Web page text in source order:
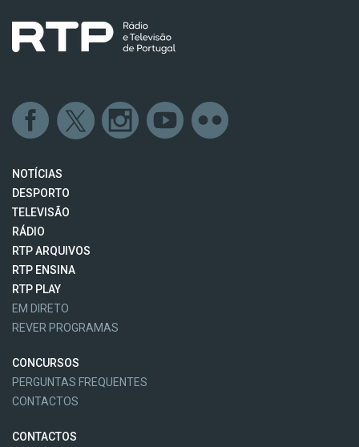
NOTÍCIAS
DESPORTO
TELEVISÃO
RÁDIO
RTP ARQUIVOS
RTP ENSINA
RTP PLAY
EM DIRETO
REVER PROGRAMAS
CONCURSOS
PERGUNTAS FREQUENTES
CONTACTOS
CONTACTOS